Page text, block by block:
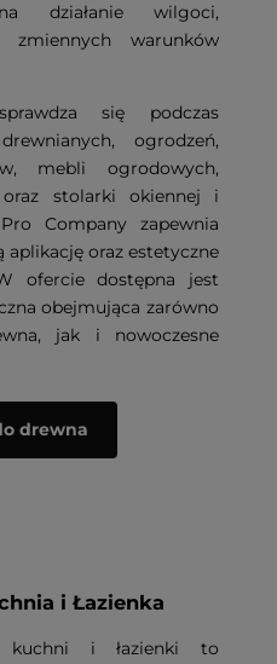
działanie wilgoci,
warunków
się podczas
ogrodzeń,
mebli ogrodowych,
stolarki okiennej i
Company zapewnia
aplikację oraz estetyczne
ofercie dostępna jest
obejmująca zarówno
jak i nowoczesne
drewna
i Łazienka
kuchni i łazienki to